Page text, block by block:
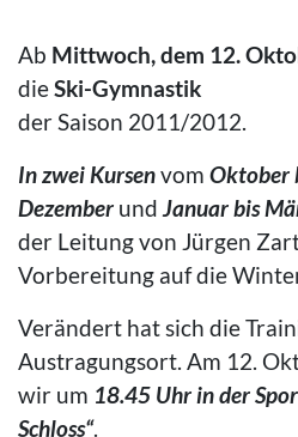
Ab Mittwoch, dem 12.
dieSki-Gymnastik
der Saison 2011/2012.
In zwei Kursenvom Oktober
Dezember und Januar bis
der Leitung von Jürgen
Vorbereitung auf die
Verändert hat sich die
Austragungsort. Am 12.
wir um 18.45 Uhr in der
Schloss“.